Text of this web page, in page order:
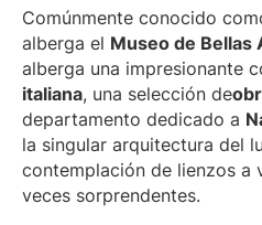
Comúnmente conocido
alberga el Museo de Bellas
alberga una impresionante
italiana, una selección de
departamento dedicado a
la singular arquitectura del
contemplación de lienzos a
veces sorprendentes.